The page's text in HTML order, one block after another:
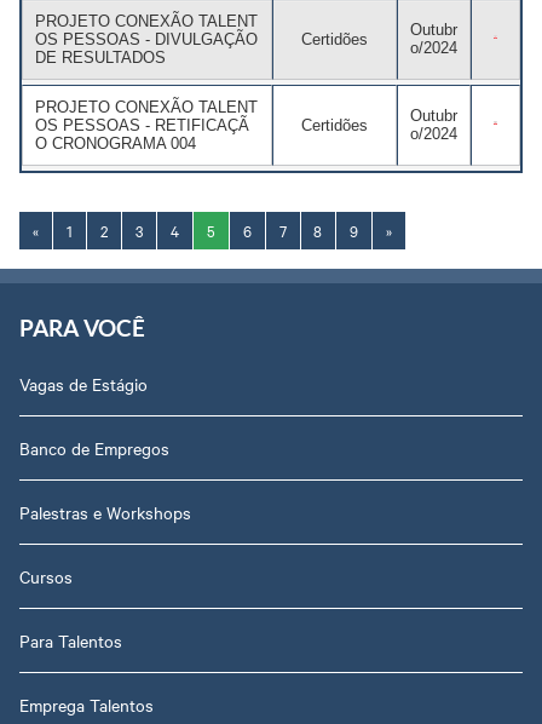
PROJETO CONEXÃO TALENT
OS PESSOAS - DIVULGAÇÃO
DE RESULTADOS
Certidões
Outubr
o/2024
PROJETO CONEXÃO TALENT
OS PESSOAS - RETIFICAÇÃ
O CRONOGRAMA 004
Certidões
Outubr
o/2024
« 1 2 3 4 5 6 7 8 9 »
PARA VOCÊ
Vagas de Estágio
Banco de Empregos
Palestras e Workshops
Cursos
Para Talentos
Emprega Talentos